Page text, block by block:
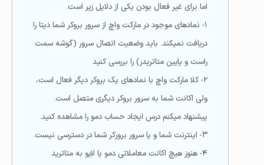
اما برای غیر فعال بودن یکی از دلایل زیر است.
۱- نمادهای موجود در مارکت واچ از سرور بروکر شما دیتا را
دریافت نمیکند. باید وضعیت اتصال سرور (گوشه سمت
راست و پایین متاتریدر) را بررسی کنید
۲- کلا مارکت واچ با نمادهای یک بروکر دیگر فعال است،
ولی اکانت شما به سرور بروکر دیگری متصل است.
پیشنهاد میکنم درس ایجاد حساب دمو را مشاهده کنید.
۳- اینترنت شما و یا سرور برورکر شما در دسترسی نیست.
۴- هنوز هیچ اکانت معاملاتی دمو یا لایو به متاترید